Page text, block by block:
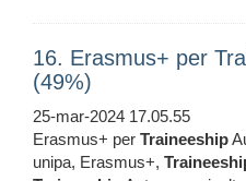
16. Erasmus+ per
(49%)
25-mar-2024 17.05.55
Erasmus+ per Traineeship
unipa, Erasmus+,